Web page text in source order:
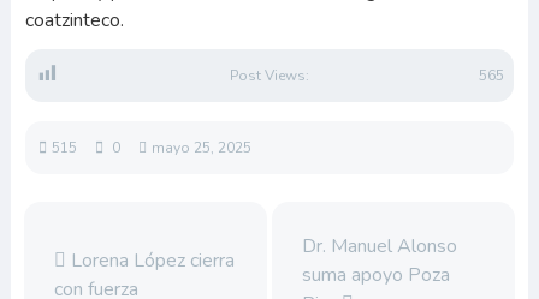
coatzinteco.
Post Views: 565
515 0 mayo 25, 2025
Lorena López cierra
con fuerza
Dr. Manuel Alonso
suma apoyo Poza